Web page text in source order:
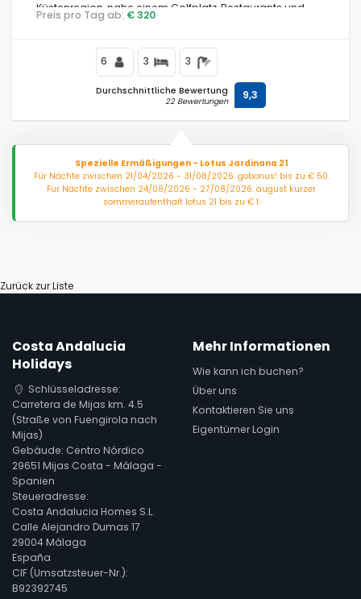
Küstenregion, nahe einem Golfplatz, Restaurants und
Bars, Geschäften und Supermärkten und 1 km vom
Preis pro Tag ab: € 320
6 3 3
Durchschnittliche Bewertung
22 Bewertungen 9,3
Spezielle Ermäßigungen - Lotus Jardinana 21
Für Nächte zwischen 21/04/2026 - 31/08/2026: gobonus! bis zu € 50.
Für Nächte zwischen 24/08/2026 - 27/08/2026: august kurzer
sommeraufenthalt lotus 21 bis zu € 1.
Zurück zur Liste
Costa Andalucia
Holidays
Schlüsseladresse:
Carretera de Mijas km. 4.5
(Straße von Fuengirola nach
Mijas)
Gebäude: Centro Nórdico
29651 Mijas Costa - Málaga -
Spanien
Steueradresse:
Costa Andalucia Homes S.L.
Calle Alejandro Dumas 17
29004 Málaga
España
CIF (Umsatzsteuer-Nr.):
B92392745
Mehr Informationen
Wie kann ich buchen?
Über uns
Kontaktieren Sie uns
Eigentümer Login